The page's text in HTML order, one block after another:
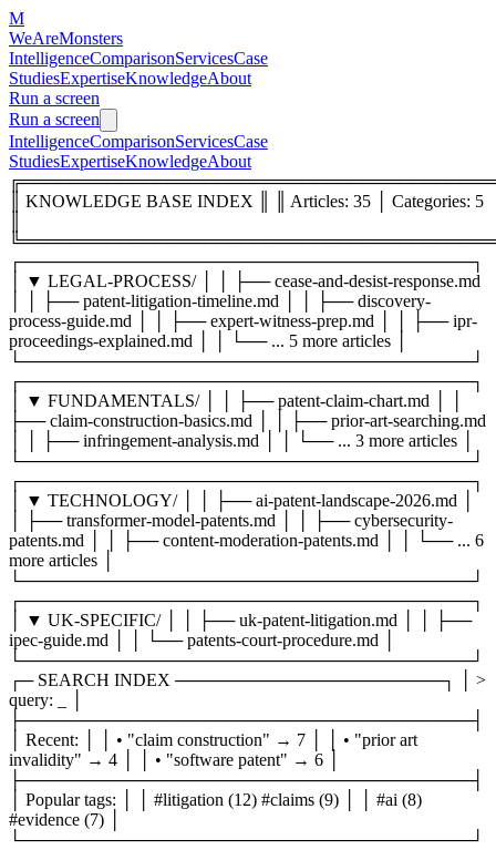
M
WeAreMonsters
IntelligenceComparisonServicesCase
StudiesExpertiseKnowledgeAbout
Run a screen
Run a screen
IntelligenceComparisonServicesCase
StudiesExpertiseKnowledgeAbout
║ KNOWLEDGE BASE INDEX ║ ║ Articles: 35 │ Categories: 5
┌─────────────────────────────────────┐
│ ▼ LEGAL-PROCESS/ │ │ ├── cease-and-desist-response.md
│ │ ├── patent-litigation-timeline.md │ │ ├── discovery-
process-guide.md │ │ ├── expert-witness-prep.md │ │ ├── ipr-
proceedings-explained.md │ │ └── ... 5 more articles │
└─────────────────────────────────────┘
┌─────────────────────────────────────┐
│ ▼ FUNDAMENTALS/ │ │ ├── patent-claim-chart.md │ │
├── claim-construction-basics.md │ │ ├── prior-art-searching.md
│ │ ├── infringement-analysis.md │ │ └── ... 3 more articles │
└─────────────────────────────────────┘
┌─────────────────────────────────────┐
│ ▼ TECHNOLOGY/ │ │ ├── ai-patent-landscape-2026.md │
│ ├── transformer-model-patents.md │ │ ├── cybersecurity-
patents.md │ │ ├── content-moderation-patents.md │ │ └── ... 6
more articles │
└─────────────────────────────────────┘
┌─────────────────────────────────────┐
│ ▼ UK-SPECIFIC/ │ │ ├── uk-patent-litigation.md │ │ ├──
ipec-guide.md │ │ └── patents-court-procedure.md │
└─────────────────────────────────────┘
┌─ SEARCH INDEX ──────────────────────┐ │ >
query: _ │
├─────────────────────────────────────┤
│ Recent: │ │ • "claim construction" → 7 │ │ • "prior art
invalidity" → 4 │ │ • "software patent" → 6 │
├─────────────────────────────────────┤
│ Popular tags: │ │ #litigation (12) #claims (9) │ │ #ai (8)
#evidence (7) │
└─────────────────────────────────────┘